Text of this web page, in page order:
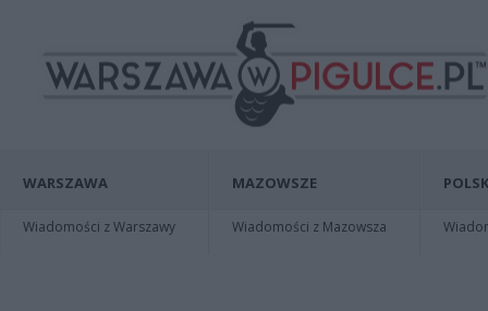
WARSZAWA
Wiadomości z Warszawy
MAZOWSZE
Wiadomości z Mazowsza